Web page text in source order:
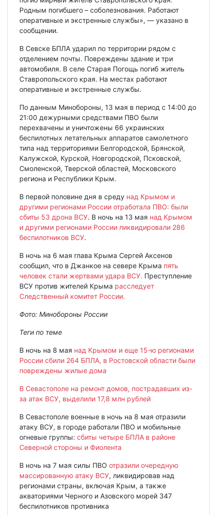
Родным погибшего – соболезнования. Работают
оперативные и экстренные службы», — указано в
сообщении.
В Севске БПЛА ударил по территории рядом с
отделением почты. Повреждены здание и три
автомобиля. В селе Старая Погощь погиб житель
Ставропольского края. На местах работают
оперативные и экстренные службы.
По данным Минобороны, 13 мая в период с 14:00 до
21:00 дежурными средствами ПВО были
перехвачены и уничтожены 66 украинских
беспилотных летательных аппаратов самолетного
типа над территориями Белгородской, Брянской,
Калужской, Курской, Новгородской, Псковской,
Смоленской, Тверской областей, Московского
региона и Республики Крым.
В первой половине дня в среду над Крымом и
другими регионами России отработала ПВО: были
сбиты 53 дрона ВСУ. В ночь на 13 мая над Крымом
и другими регионами России ликвидировали 286
беспилотников ВСУ.
В ночь на 6 мая глава Крыма Сергей Аксенов
сообщил, что в Джанкое на севере Крыма пять
человек стали жертвами удара ВСУ. Преступление
ВСУ против жителей Крыма расследует
Следственный комитет России.
Фото: Минобороны России
Теги по теме
В ночь на 8 мая над Крымом и еще 15-ю регионами
России сбили 264 БПЛА, в Ростовской области были
повреждены жилые дома
В Севастополе на ремонт домов, пострадавших из-
за атак ВСУ, выделили 17,8 млн рублей
В Севастополе военные в ночь на 8 мая отразили
атаку ВСУ, в городе работали ПВО и мобильные
огневые группы: сбиты четыре БПЛА в районе
Северной стороны и Фиолента
В ночь на 7 мая силы ПВО отразили очередную
массированную атаку ВСУ, ликвидировав над
регионами страны, включая Крым, а также
акваториями Черного и Азовского морей 347
беспилотников противника